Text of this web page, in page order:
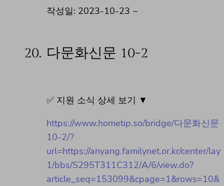
작성일: 2023-10-23 ~
20. 다문화신문 10-2
✅ 지원 소식 상세 보기 ▼
https://www.hometip.so/bridge/다문화신문
10-2/?
url=https://anyang.familynet.or.kr/center/lay
1/bbs/S295T311C312/A/6/view.do?
article_seq=153099&cpage=1&rows=10&